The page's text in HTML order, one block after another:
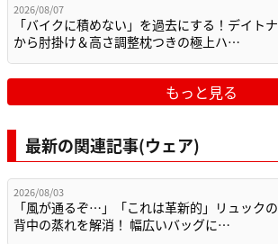
2026/08/07
「バイクに積めない」を過去にする！デイトナ
から肘掛け＆高さ調整枕つきの極上ハ…
もっと見る
最新の関連記事(ウェア)
2026/08/03
「風が通るぞ…」「これは革新的」リュックの
背中の蒸れを解消！ 幅広いバッグに…